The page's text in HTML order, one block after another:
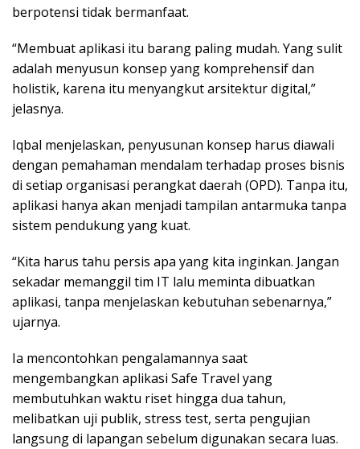
berpotensi tidak bermanfaat.
“Membuat aplikasi itu barang paling mudah. Yang sulit
adalah menyusun konsep yang komprehensif dan
holistik, karena itu menyangkut arsitektur digital,”
jelasnya.
Iqbal menjelaskan, penyusunan konsep harus diawali
dengan pemahaman mendalam terhadap proses bisnis
di setiap organisasi perangkat daerah (OPD). Tanpa itu,
aplikasi hanya akan menjadi tampilan antarmuka tanpa
sistem pendukung yang kuat.
“Kita harus tahu persis apa yang kita inginkan. Jangan
sekadar memanggil tim IT lalu meminta dibuatkan
aplikasi, tanpa menjelaskan kebutuhan sebenarnya,”
ujarnya.
Ia mencontohkan pengalamannya saat
mengembangkan aplikasi Safe Travel yang
membutuhkan waktu riset hingga dua tahun,
melibatkan uji publik, stress test, serta pengujian
langsung di lapangan sebelum digunakan secara luas.